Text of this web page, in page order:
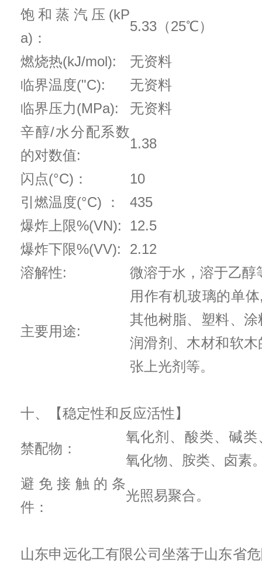
饱和蒸汽压(kP
a)：
5.33（25℃）
燃烧热(kJ/mol):
无资料
临界温度("C):
无资料
临界压力(MPa):
无资料
辛醇/水分配系数
的对数值:
1.38
闪点(°C)：
10
引燃温度(°C) ：
435
爆炸上限%(VN):
12.5
爆炸下限%(VV):
2.12
溶解性:
微溶于水，溶于乙醇
主要用途:
用作有机玻璃的单
其他树脂、塑料、
润滑剂、木材和软
张上光剂等。
十、【稳定性和反应活性】
禁配物：
氧化剂、酸类、碱
氧化物、胺类、卤素
避免接触的条
件：
光照易聚合。
山东申远化工有限公司坐落于山东省